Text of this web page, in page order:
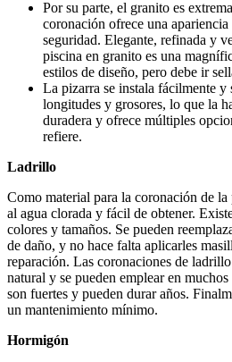
Por su parte, el granito es
coronación ofrece una
seguridad. Elegante, refinada y
piscina en granito es una
estilos de diseño, pero debe ir
La pizarra se instala fácilmente y
longitudes y grosores, lo que la
duradera y ofrece múltiples
refiere.
Ladrillo
Como material para la coronación de la
al agua clorada y fácil de obtener.
colores y tamaños. Se pueden
de daño, y no hace falta aplicarles
reparación. Las coronaciones de
natural y se pueden emplear en
son fuertes y pueden durar años.
un mantenimiento mínimo.
Hormigón